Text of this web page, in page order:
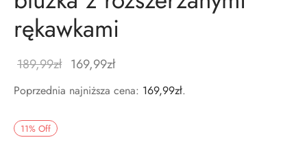
rękawkami
189,99zł 169,99zł
Poprzednia najniższa cena: 169,99zł.
11% Off